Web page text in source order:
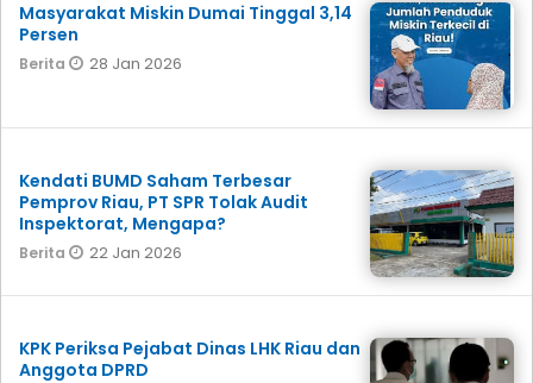
Masyarakat Miskin Dumai Tinggal 3,14
Persen
Berita 28 Jan 2026
Kendati BUMD Saham Terbesar
Pemprov Riau, PT SPR Tolak Audit
Inspektorat, Mengapa?
Berita 22 Jan 2026
KPK Periksa Pejabat Dinas LHK Riau dan
Anggota DPRD